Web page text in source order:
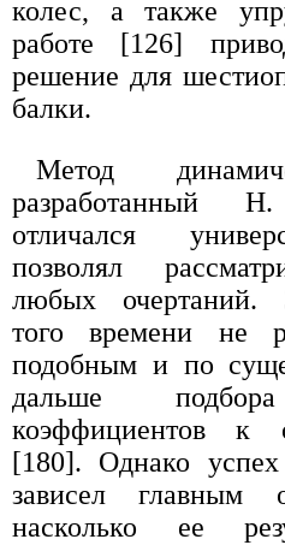
колес, а также
работе [126]
решение для
балки.
Метод
разработанный
отличался
позволял
любых очертаний.
того времени не
подобным и по
дальше
коэффициентов к
[180]. Однако успех
зависел главным
насколько ее